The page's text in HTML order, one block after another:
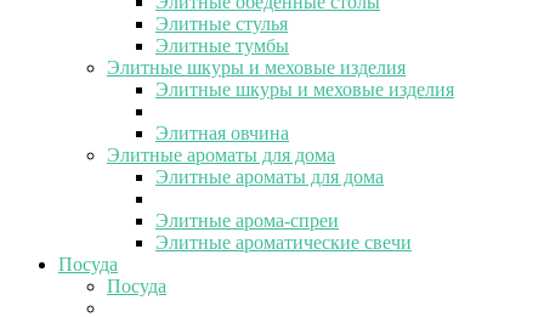
Элитные стулья
Элитные тумбы
Элитные шкуры и меховые изделия
Элитные шкуры и меховые изделия
Элитная овчина
Элитные ароматы для дома
Элитные ароматы для дома
Элитные арома-спреи
Элитные ароматические свечи
Посуда
Посуда